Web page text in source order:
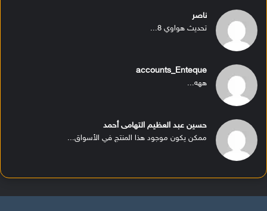
ناصر
تحديث هواوي 8...
accounts_Enteque
ههه...
حسين عبد العظيم التهامى أحمد
ممكن يكون موجود هذا المنتج في الأسواق...